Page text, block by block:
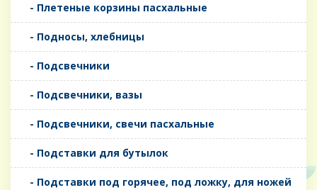
- Плетеные корзины пасхальные
- Подносы, хлебницы
- Подсвечники
- Подсвечники, вазы
- Подсвечники, свечи пасхальные
- Подставки для бутылок
- Подставки под горячее, под ложку, для ножей